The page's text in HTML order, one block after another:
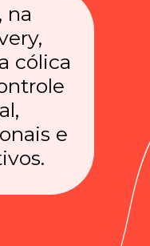
na
cólica
e